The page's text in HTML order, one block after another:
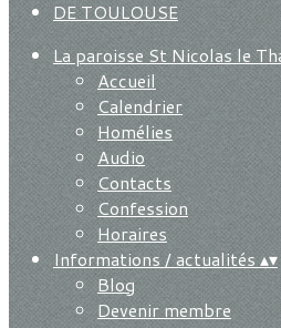
La paroisse St Nicolas le
Accueil
Calendrier
Homélies
Audio
Contacts
Confession
Horaires
Informations / actualités▴▾
Blog
Devenir membre